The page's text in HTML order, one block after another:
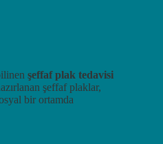
şeffaf plak tedavisi
şeffaf plaklar,
bir ortamda